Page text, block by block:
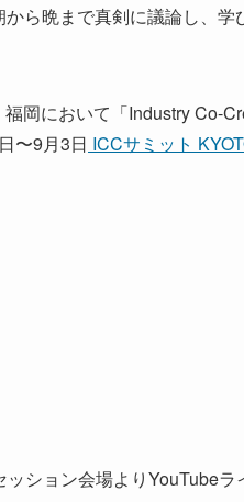
ら晩まで真剣に議論し、
岡において「Industry Co-
〜9月3日 ICCサミット
ション会場よりYouTube